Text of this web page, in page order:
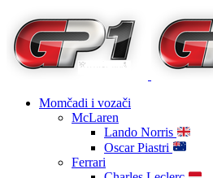
Momčadi i vozači
McLaren
Lando Norris
Oscar Piastri
Ferrari